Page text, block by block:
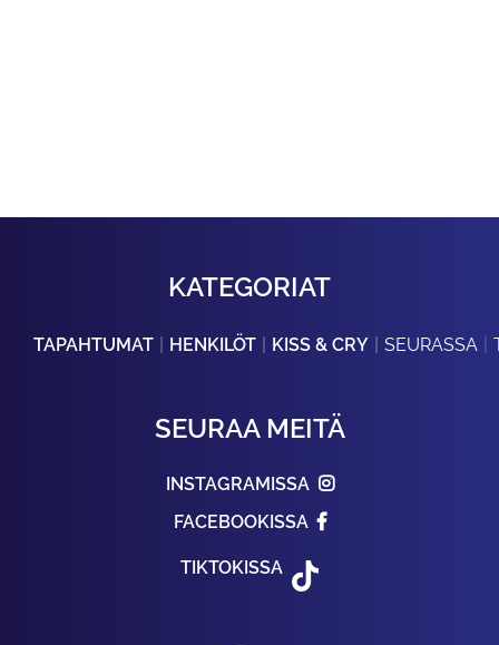
KATEGORIAT
TAPAHTUMAT HENKILÖT KISS & CRY SEURASSA
SEURAA MEITÄ
INSTAGRAMISSA
FACEBOOKISSA
TIKTOKISSA